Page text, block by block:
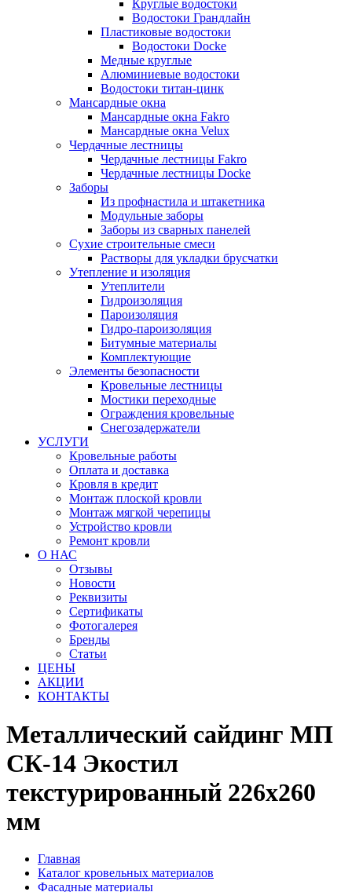
Круглые водостоки
Водостоки Грандлайн
Пластиковые водостоки
Водостоки Docke
Медные круглые
Алюминиевые водостоки
Водостоки титан-цинк
Мансардные окна
Мансардные окна Fakro
Мансардные окна Velux
Чердачные лестницы
Чердачные лестницы Fakro
Чердачные лестницы Docke
Заборы
Из профнастила и штакетника
Модульные заборы
Заборы из сварных панелей
Сухие строительные смеси
Растворы для укладки брусчатки
Утепление и изоляция
Утеплители
Гидроизоляция
Пароизоляция
Гидро-пароизоляция
Битумные материалы
Комплектующие
Элементы безопасности
Кровельные лестницы
Мостики переходные
Ограждения кровельные
Снегозадержатели
УСЛУГИ
Кровельные работы
Оплата и доставка
Кровля в кредит
Монтаж плоской кровли
Монтаж мягкой черепицы
Устройство кровли
Ремонт кровли
О НАС
Отзывы
Новости
Реквизиты
Сертификаты
Фотогалерея
Бренды
Статьи
ЦЕНЫ
АКЦИИ
КОНТАКТЫ
Металлический сайдинг МП
СК-14 Экостил
текстурированный 226x260
мм
Главная
Каталог кровельных материалов
Фасадные материалы